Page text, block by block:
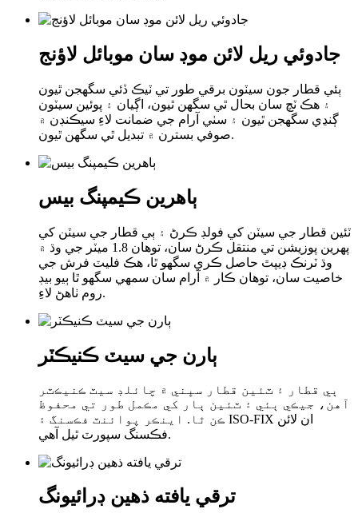
جادوئي ريل لائن موڊ سان موبائل لاؤنج
ٻئي قطار جون سيٽون برقي طور تي ٽيڪ ڏئي سگھجن ٿيون
۽ هڪ ٽچ سان بحال ٿي سگهن ٿيون، اڳيان ۽ پوئين سيٽون
ڳنڍي سگھجن ٿيون ۽ سٺي آرام جي ضمانت لاءِ سيڪنڊن ۾
صوفي بسترن ۾ تبديل ٿي سگهن ٿيون.
ٻاهرين ڪيمپنگ بيس
ٽئين قطار جي سيٽن کي فولڊ ڪرڻ ۽ ٻي قطار جي سيٽن کي
پهرين پوزيشن تي منتقل ڪرڻ سان، توهان 1.8 ميٽر جي وڌ ۾
وڌ ٽرنڪ ڊيپٿ حاصل ڪري سگهو ٿا، هڪ فليٽ فرش جي
خاصيت سان، توهان ڪار ۾ آرام سان سمهي سگهو ٿا ٻيو بيڊ
روم ٺاهڻ لاءِ.
ٻارن جي سيٽ ڪنيڪٽر
ٻي قطار ۽ ٽئين قطار سڀني ۾ چائلڊ سيٽ ڪنيڪٽر
آهن، جيڪي ٻئي ۽ ٽئين ٻار کي مڪمل طور تي محفوظ
ڪن ٿا. اينڪر پوائنٽ فڪسنگ ۽ ISO-FIX ان لائن
فڪسنگ سپورٽ ٿيل آهي.
ترقي يافته ذهين ڊرائيونگ